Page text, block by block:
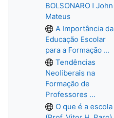
BOLSONARO I John
Mateus
A Importância da
Educação Escolar
para a Formação ...
Tendências
Neoliberais na
Formação de
Professores ...
O que é a escola